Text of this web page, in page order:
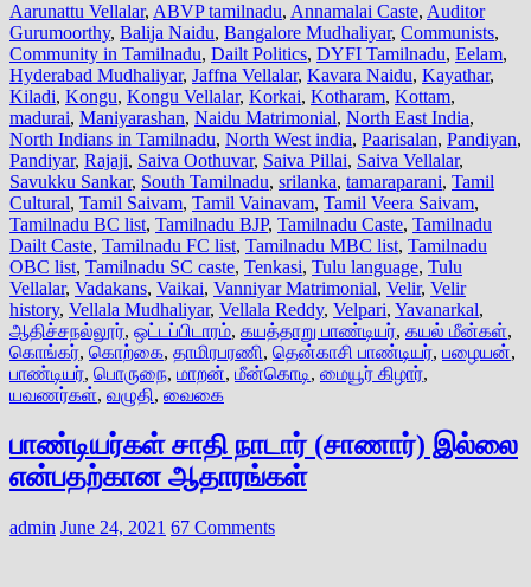
Aarunattu Vellalar, ABVP tamilnadu, Annamalai Caste, Auditor
Gurumoorthy, Balija Naidu, Bangalore Mudhaliyar, Communists,
Community in Tamilnadu, Dailt Politics, DYFI Tamilnadu, Eelam,
Hyderabad Mudhaliyar, Jaffna Vellalar, Kavara Naidu, Kayathar,
Kiladi, Kongu, Kongu Vellalar, Korkai, Kotharam, Kottam,
madurai, Maniyarashan, Naidu Matrimonial, North East India,
North Indians in Tamilnadu, North West india, Paarisalan, Pandiyan,
Pandiyar, Rajaji, Saiva Oothuvar, Saiva Pillai, Saiva Vellalar,
Savukku Sankar, South Tamilnadu, srilanka, tamaraparani, Tamil
Cultural, Tamil Saivam, Tamil Vainavam, Tamil Veera Saivam,
Tamilnadu BC list, Tamilnadu BJP, Tamilnadu Caste, Tamilnadu
Dailt Caste, Tamilnadu FC list, Tamilnadu MBC list, Tamilnadu
OBC list, Tamilnadu SC caste, Tenkasi, Tulu language, Tulu
Vellalar, Vadakans, Vaikai, Vanniyar Matrimonial, Velir, Velir
history, Vellala Mudhaliyar, Vellala Reddy, Velpari, Yavanarkal,
ஆதிச்சநல்லூர், ஒட்டப்பிடாரம், கயத்தாறு பாண்டியர், கயல் மீன்கள்,
கொங்கர், கொற்கை, தாமிரபரணி, தென்காசி பாண்டியர், பழையன்,
பாண்டியர், பொருநை, மாறன், மீன்கொடி, மையூர் கிழார்,
யவணர்கள், வழுதி, வைகை
பாண்டியர்கள் சாதி நாடார் (சாணார்) இல்லை
என்பதற்கான ஆதாரங்கள்
admin June 24, 2021 67 Comments